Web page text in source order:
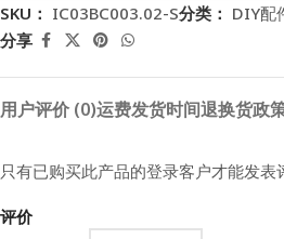
SKU： IC03BC003.02-S分类： DIY配
分享
用户评价 (0)运费发货时间退换货政
评价
只有已购买此产品的登录客户才能发表